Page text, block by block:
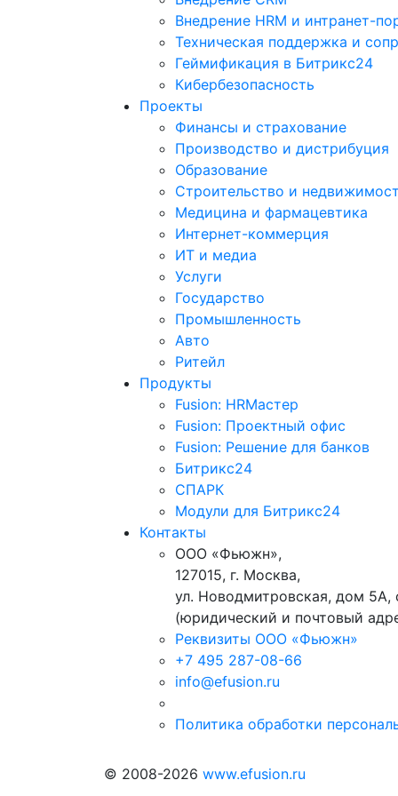
Внедрение HRM и интранет-
Техническая поддержка и
Геймификация в Битрикс24
Кибербезопасность
Проекты
Финансы и страхование
Производство и дистрибуция
Образование
Строительство и
Медицина и фармацевтика
Интернет-коммерция
ИТ и медиа
Услуги
Государство
Промышленность
Авто
Ритейл
Продукты
Fusion: HRМастер
Fusion: Проектный офис
Fusion: Решение для банков
Битрикс24
СПАРК
Модули для Битрикс24
Контакты
ООО «Фьюжн»,
127015, г. Москва,
ул. Новодмитровская, дом 5А,
(юридический и почтовый
Реквизиты ООО «Фьюжн»
+7 495 287-08-66
info@efusion.ru
Политика обработки
© 2008-2026 www.efusion.ru